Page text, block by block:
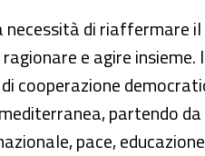
di riaffermare il
e agire
cooperazione
partendo
pace,